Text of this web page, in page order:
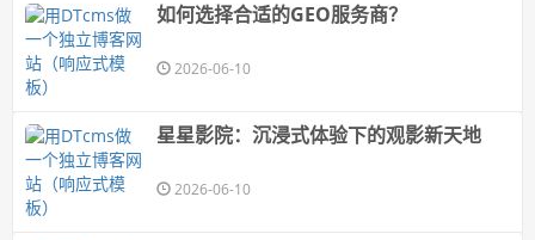
如何选择合适的GEO服务商？
2026-06-10
星星影院：沉浸式体验下的观影新天地
2026-06-10